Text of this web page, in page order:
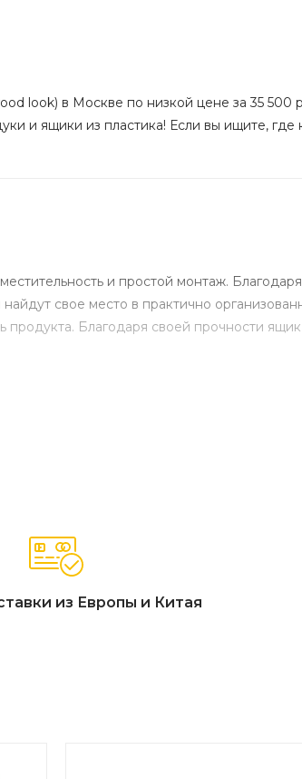
look) в Москве по низкой цене за 35 500
и ящики из пластика! Если вы ищите,
и простой монтаж.
свое место в практично
Благодаря своей прочности
из Европы и Китая